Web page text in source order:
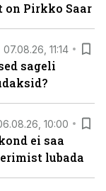
on Pirkko Saar
07.08.26, 11:14
sageli
10:00
ei saa
lubada